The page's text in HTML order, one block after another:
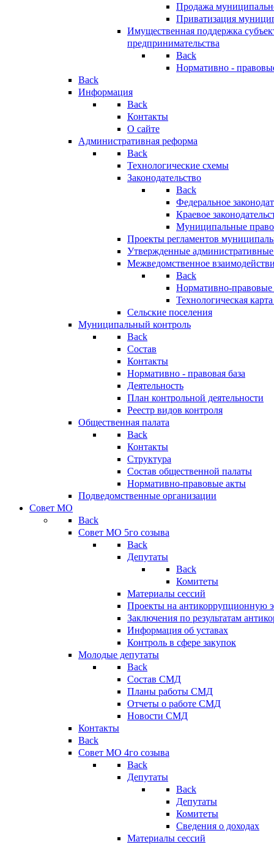
Продажа
Приватизация
Имущественная поддержка
предпринимательства
Back
Нормативно -
Back
Информация
Back
Контакты
О сайте
Административная реформа
Back
Технологические схемы
Законодательство
Back
Федеральное
Краевое
Муниципальные
Проекты регламентов
Утвержденные
Межведомственное
Back
Нормативно-правовые
Технологическая
Сельские поселения
Муниципальный контроль
Back
Состав
Контакты
Нормативно - правовая база
Деятельность
План контрольной деятельности
Реестр видов контроля
Общественная палата
Back
Контакты
Структура
Состав общественной палаты
Нормативно-правовые акты
Подведомственные организации
Совет МО
Back
Совет МО 5го созыва
Back
Депутаты
Back
Комитеты
Материалы сессий
Проекты на антикоррупционную
Заключения по результатам
Информация об уставах
Контроль в сфере закупок
Молодые депутаты
Back
Состав СМД
Планы работы СМД
Отчеты о работе СМД
Новости СМД
Контакты
Back
Совет МО 4го созыва
Back
Депутаты
Back
Депутаты
Комитеты
Сведения о доходах
Материалы сессий